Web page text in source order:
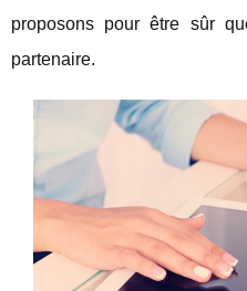
proposons pour être sûr
partenaire.